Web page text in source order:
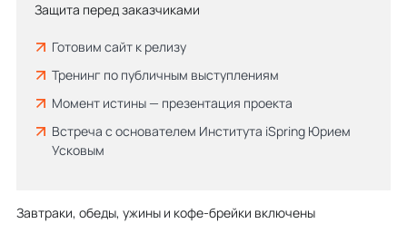
Защита перед заказчиками
Готовим сайт к релизу
Тренинг по публичным выступлениям
Момент истины — презентация проекта
Встреча с основателем Института iSpring Юрием
Усковым
Завтраки, обеды, ужины и кофе-брейки включены